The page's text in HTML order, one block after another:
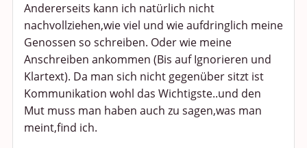
Andererseits kann ich natürlich nicht
nachvollziehen,wie viel und wie aufdringlich meine
Genossen so schreiben. Oder wie meine
Anschreiben ankommen (Bis auf Ignorieren und
Klartext). Da man sich nicht gegenüber sitzt ist
Kommunikation wohl das Wichtigste..und den
Mut muss man haben auch zu sagen,was man
meint,find ich.